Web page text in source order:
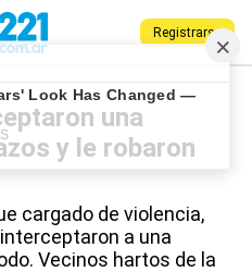
Registrarse
una
y le robaron
cargado de violencia,
a una
Vecinos hartos de la